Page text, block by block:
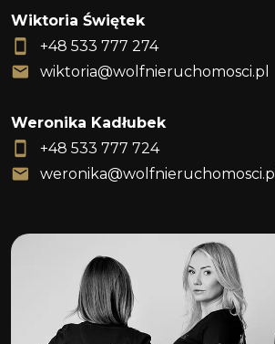
Wiktoria Świętek
+48 533 777 274
wiktoria@wolfnieruchomosci.pl
Weronika Kadłubek
+48 533 777 724
weronika@wolfnieruchomosci.pl